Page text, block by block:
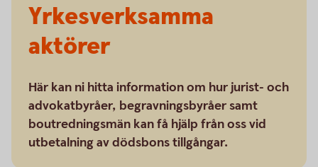
Yrkesverksamma
aktörer
Här kan ni hitta information om hur jurist- och
advokatbyråer, begravningsbyråer samt
boutredningsmän kan få hjälp från oss vid
utbetalning av dödsbons tillgångar.